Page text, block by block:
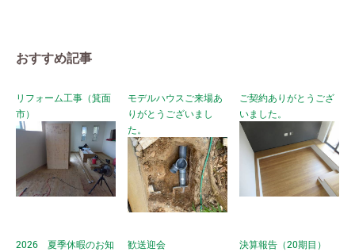
おすすめ記事
リフォーム工事（箕面
市）
モデルハウスご来場あ
りがとうございまし
た。
ご契約ありがとうござ
いました。
2026 夏季休暇のお知
歓送迎会 決算報告（20期目）